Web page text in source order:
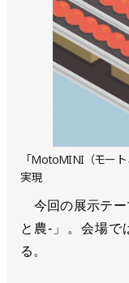
「MotoMINI（モー
実現
今回の展示テー
と農‐」。会場
る。